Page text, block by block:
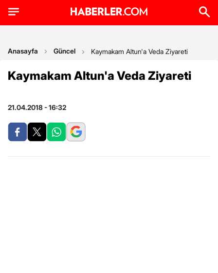
Anasayfa Güncel Kaymakam Altun'a Veda Ziyareti
Kaymakam Altun'a Veda Ziyareti
21.04.2018 - 16:32